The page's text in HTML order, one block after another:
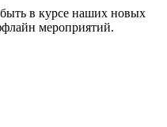
в курсе наших новых
мероприятий.